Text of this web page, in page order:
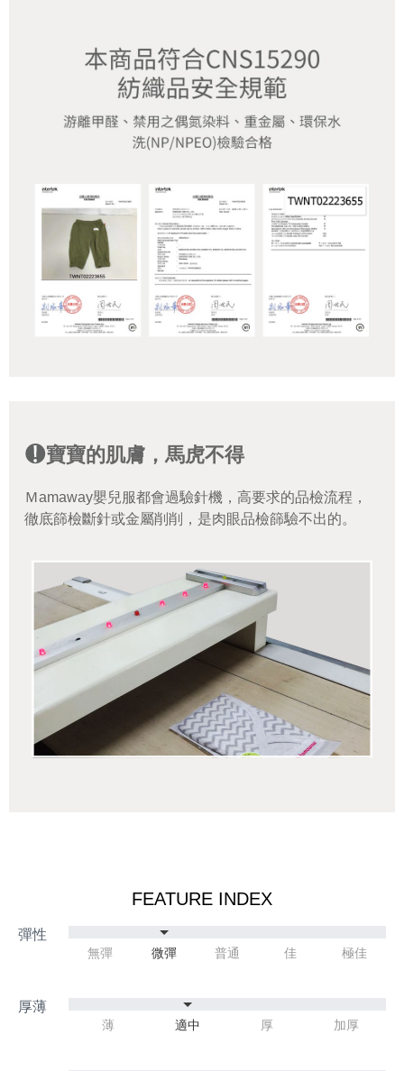
寶寶的肌膚，馬虎不得
Ｍamaway嬰兒服都會過驗針機，高要求的品檢流程，
徹底篩檢斷針或金屬削削，是肉眼品檢篩驗不出的。
FEATURE INDEX
無彈 微彈 普通 佳 極佳
薄 適中 厚 加厚